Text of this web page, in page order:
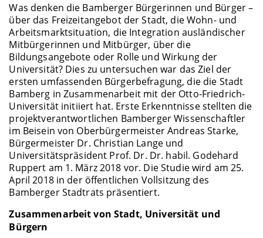
Was denken die Bamberger Bürgerinnen und Bürger –
über das Freizeitangebot der Stadt, die Wohn- und
Arbeitsmarktsituation, die Integration ausländischer
Mitbürgerinnen und Mitbürger, über die
Bildungsangebote oder Rolle und Wirkung der
Universität? Dies zu untersuchen war das Ziel der
ersten umfassenden Bürgerbefragung, die die Stadt
Bamberg in Zusammenarbeit mit der Otto-Friedrich-
Universität initiiert hat. Erste Erkenntnisse stellten die
projektverantwortlichen Bamberger Wissenschaftler
im Beisein von Oberbürgermeister Andreas Starke,
Bürgermeister Dr. Christian Lange und
Universitätspräsident Prof. Dr. Dr. habil. Godehard
Ruppert am 1. März 2018 vor. Die Studie wird am 25.
April 2018 in der öffentlichen Vollsitzung des
Bamberger Stadtrats präsentiert.
Zusammenarbeit von Stadt, Universität und
Bürgern